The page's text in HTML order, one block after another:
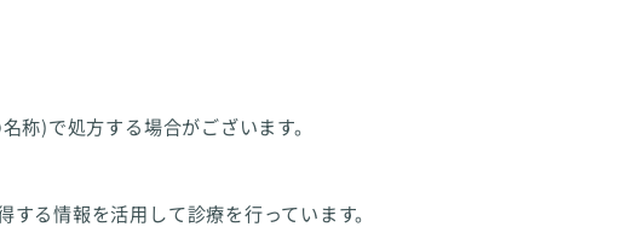
称)で処方する場合がございます。
る情報を活用して診療を行っています。